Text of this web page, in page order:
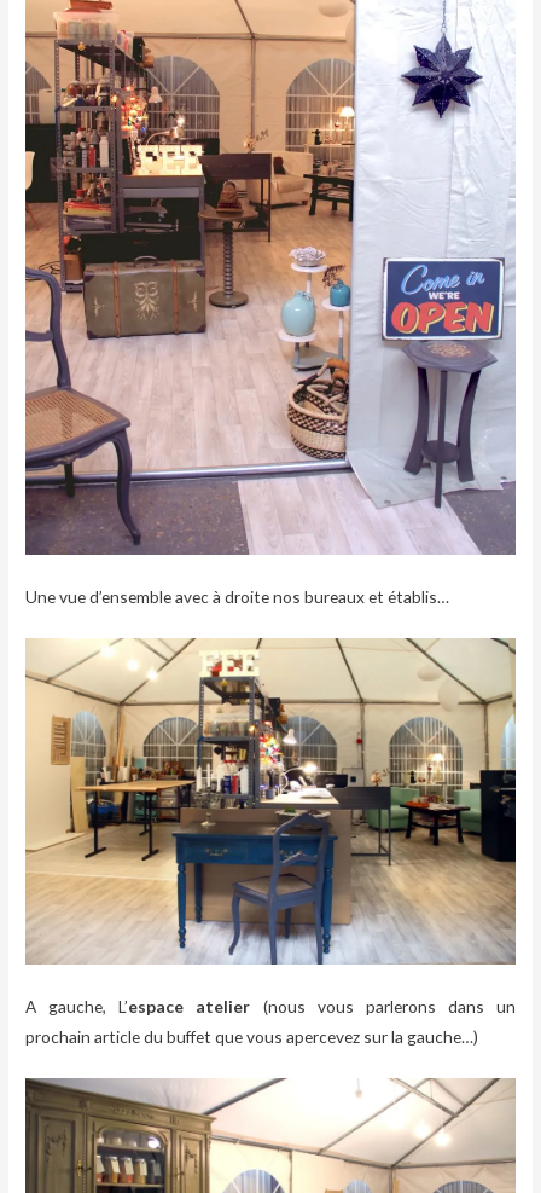
Une vue d’ensemble avec à droite nos bureaux et établis…
A gauche, L’espace atelier (nous vous parlerons dans un
prochain article du buffet que vous apercevez sur la gauche…)